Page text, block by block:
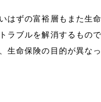
はずの富裕層もまた生
ラブルを解消するもの
生命保険の目的が異なっ